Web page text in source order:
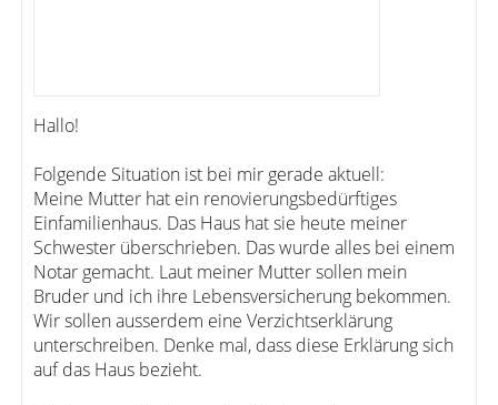
Hallo!
Folgende Situation ist bei mir gerade aktuell:
Meine Mutter hat ein renovierungsbedürftiges
Einfamilienhaus. Das Haus hat sie heute meiner
Schwester überschrieben. Das wurde alles bei einem
Notar gemacht. Laut meiner Mutter sollen mein
Bruder und ich ihre Lebensversicherung bekommen.
Wir sollen ausserdem eine Verzichtserklärung
unterschreiben. Denke mal, dass diese Erklärung sich
auf das Haus bezieht.